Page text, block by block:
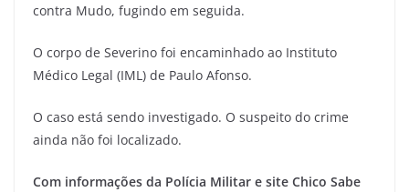
contra Mudo, fugindo em seguida.
O corpo de Severino foi encaminhado ao Instituto
Médico Legal (IML) de Paulo Afonso.
O caso está sendo investigado. O suspeito do crime
ainda não foi localizado.
Com informações da Polícia Militar e site Chico Sabe